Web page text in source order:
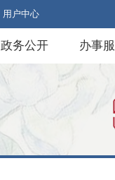
用户中心
政务公开 办事